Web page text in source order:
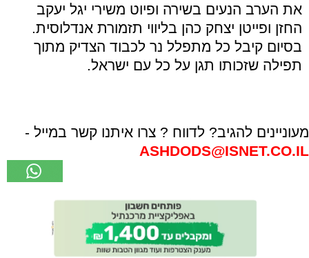
את הערב הנעים בשירה ופיוט משירי יגל יעקב
החזן ופייטן יצחק כהן בליווי תזמורת אנדלוסית.
בסיום קיבל כל מתפלל נר לכבוד הצדיק מתוך
תפילה שזכותו תגן על כל עם ישראל.
מעוניינים להגיב? לדווח ? צרו איתנו קשר במייל -
ASHDODS@ISNET.CO.IL